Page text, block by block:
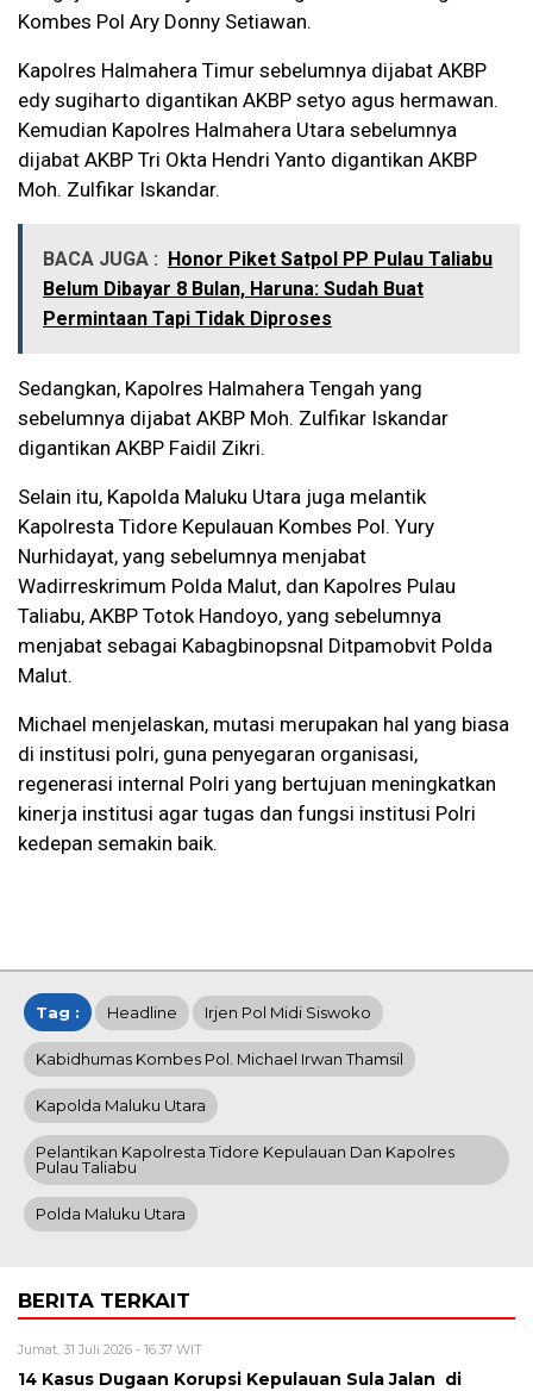
Kombes Pol Ary Donny Setiawan.
Kapolres Halmahera Timur sebelumnya dijabat AKBP
edy sugiharto digantikan AKBP setyo agus hermawan.
Kemudian Kapolres Halmahera Utara sebelumnya
dijabat AKBP Tri Okta Hendri Yanto digantikan AKBP
Moh. Zulfikar Iskandar.
BACA JUGA :
Honor Piket Satpol PP Pulau Taliabu
Belum Dibayar 8 Bulan, Haruna: Sudah Buat
Permintaan Tapi Tidak Diproses
Sedangkan, Kapolres Halmahera Tengah yang
sebelumnya dijabat AKBP Moh. Zulfikar Iskandar
digantikan AKBP Faidil Zikri.
Selain itu, Kapolda Maluku Utara juga melantik
Kapolresta Tidore Kepulauan Kombes Pol. Yury
Nurhidayat, yang sebelumnya menjabat
Wadirreskrimum Polda Malut, dan Kapolres Pulau
Taliabu, AKBP Totok Handoyo, yang sebelumnya
menjabat sebagai Kabagbinopsnal Ditpamobvit Polda
Malut.
Michael menjelaskan, mutasi merupakan hal yang biasa
di institusi polri, guna penyegaran organisasi,
regenerasi internal Polri yang bertujuan meningkatkan
kinerja institusi agar tugas dan fungsi institusi Polri
kedepan semakin baik.
Tag : Headline Irjen Pol Midi Siswoko
Kabidhumas Kombes Pol. Michael Irwan Thamsil
Kapolda Maluku Utara
Pelantikan Kapolresta Tidore Kepulauan Dan Kapolres
Pulau Taliabu
Polda Maluku Utara
BERITA TERKAIT
Jumat, 31 Juli 2026 - 16:37 WIT
14 Kasus Dugaan Korupsi Kepulauan Sula Jalan di